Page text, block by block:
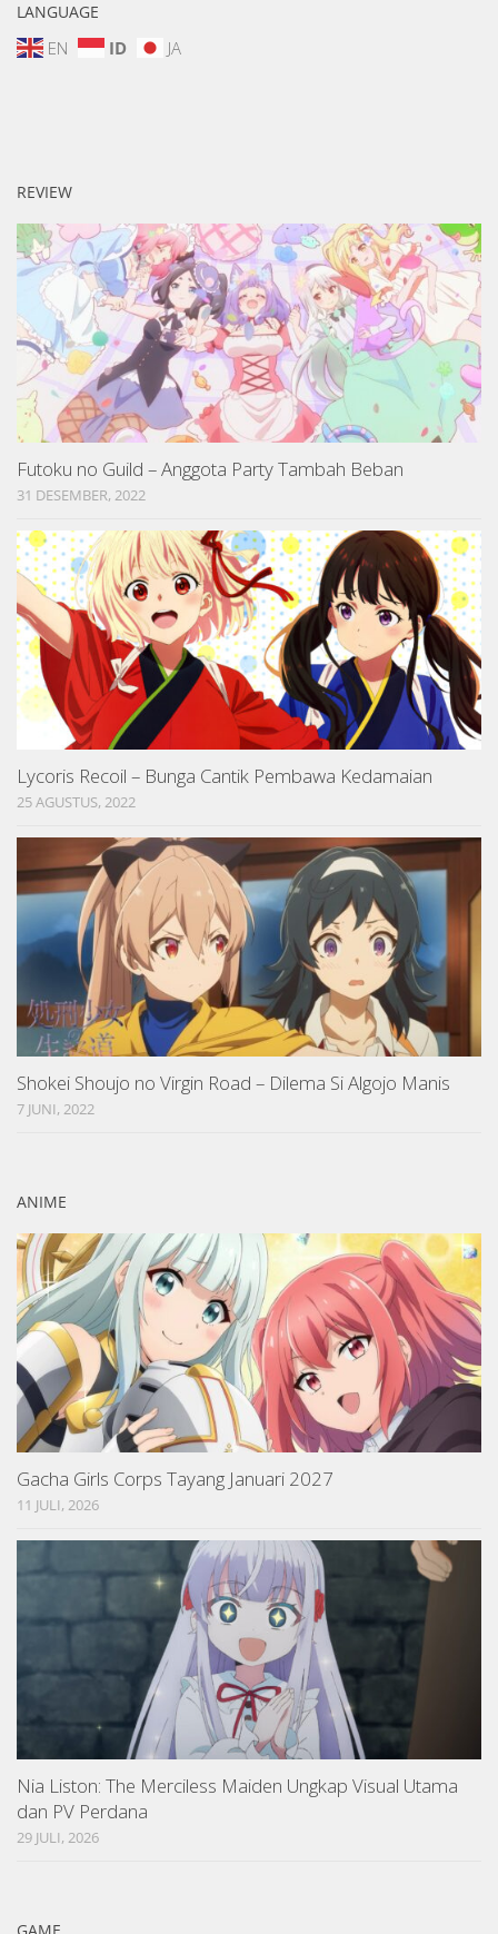
LANGUAGE
EN ID JA
REVIEW
Futoku no Guild – Anggota Party Tambah Beban
31 DESEMBER, 2022
Lycoris Recoil – Bunga Cantik Pembawa Kedamaian
25 AGUSTUS, 2022
Shokei Shoujo no Virgin Road – Dilema Si Algojo Manis
7 JUNI, 2022
ANIME
Gacha Girls Corps Tayang Januari 2027
11 JULI, 2026
Nia Liston: The Merciless Maiden Ungkap Visual Utama
dan PV Perdana
29 JULI, 2026